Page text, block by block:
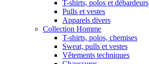
T-shirts, polos et débardeurs
Pulls et vestes
Apparels divers
Collection Homme
T-shirts, polos, chemises
Sweat, pulls et vestes
Vêtements techniques